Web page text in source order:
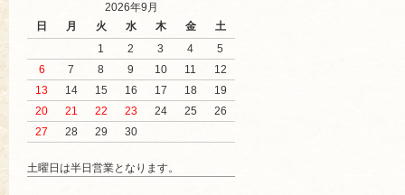
2026年9月
日
月 火 水 木 金
土
1
2 3 4
5
6
7 8 9 10 11
12
13
14 15 16 17 18
19
20
21 22 23 24 25
26
27
28 29 30
土曜日は半日営業となります。